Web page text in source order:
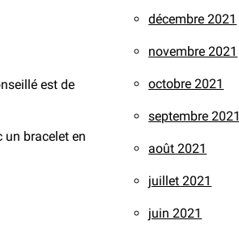
est de
bracelet en
décembre 2021
novembre 2021
octobre 2021
septembre 2021
août 2021
juillet 2021
juin 2021